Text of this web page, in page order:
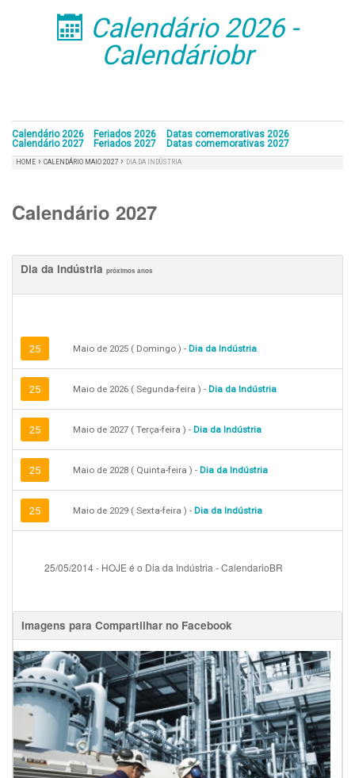
󰁣 Calendário 2026 -
Calendáriobr
Calendário 2026 Feriados 2026
Datas comemorativas 2026
Calendário 2027
Feriados 2027 Datas comemorativas 2027
HOME › CALENDÁRIO MAIO 2027 › DIA DA INDÚSTRIA
Calendário 2027
Dia da Indústria próximos anos
25 Maio de 2025 ( Domingo ) - Dia da Indústria
25 Maio de 2026 ( Segunda-feira ) - Dia da Indústria
25 Maio de 2027 ( Terça-feira ) - Dia da Indústria
25 Maio de 2028 ( Quinta-feira ) - Dia da Indústria
25 Maio de 2029 ( Sexta-feira ) - Dia da Indústria
25/05/2014- HOJE é o Dia da Indústria - CalendarioBR
Imagens para Compartilhar no Facebook